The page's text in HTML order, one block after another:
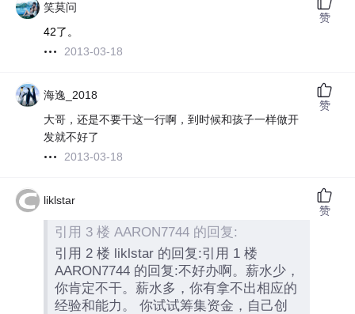
笑莫问
42了。
2013-03-18
赞
海逸_2018
大哥，还是不要干这一行啊，到时候和孩子一样做开
发就不好了
2013-03-18
赞
liklstar
引用 3 楼 AARON7744 的回复:
引用 2 楼 liklstar 的回复:引用 1 楼
AARON7744 的回复:不好办啊。薪水少，
你肯定不干。薪水多，你有拿不出相应的
经验和能力。 你试试筹集资金，自己创
赞